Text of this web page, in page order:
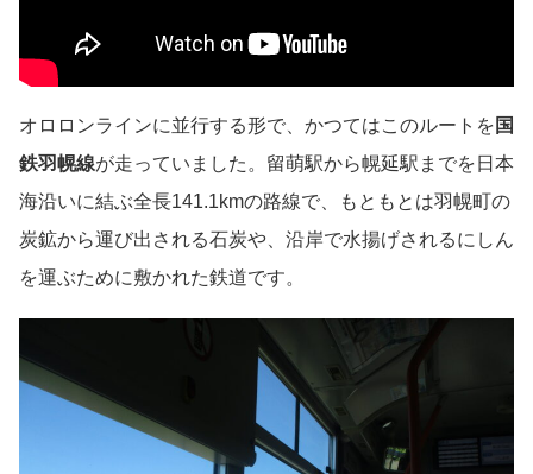
オロロンラインに並行する形で、かつてはこのルートを 国
鉄羽幌線が走っていました。留萌駅から幌延駅までを日本
海沿いに結ぶ全長141.1kmの路線で、もともとは羽幌町の
炭鉱から運び出される石炭や、沿岸で水揚げされるにしん
を運ぶために敷かれた鉄道です。